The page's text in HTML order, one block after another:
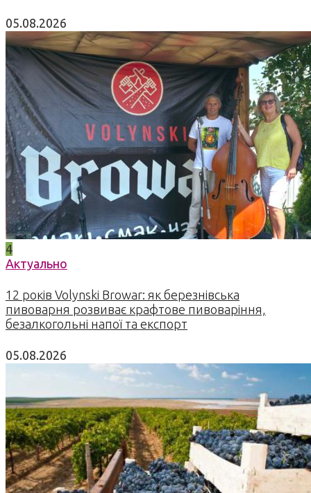
05.08.2026
4
Актуально
12 років Volynski Browar: як березнівська
пивоварня розвиває крафтове пивоваріння,
безалкогольні напої та експорт
05.08.2026